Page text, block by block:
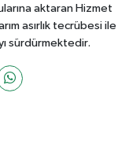
aktaran Hizmet
asırlık tecrübesi ile
sürdürmektedir.